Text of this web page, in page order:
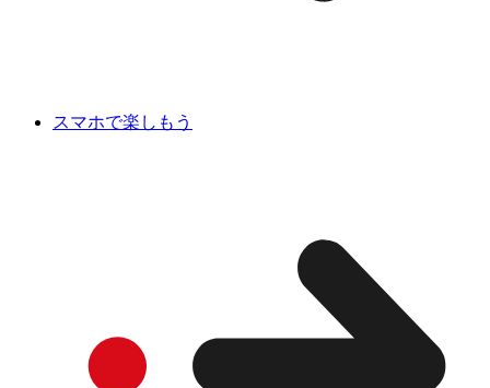
スマホで楽しもう